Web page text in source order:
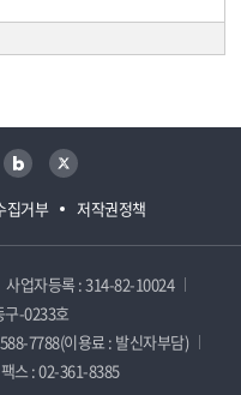
집거부 저작권정책
블로그 트위터
사업자등록 : 314-82-10024
구-0233호
7788(이용료 : 발신자부담)
팩스 : 02-361-8385